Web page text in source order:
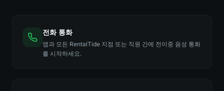
전화 통화
앱과 모든 RentalTide 지점 또는 직원 간에 전이중 음성 통화
를 시작하세요.